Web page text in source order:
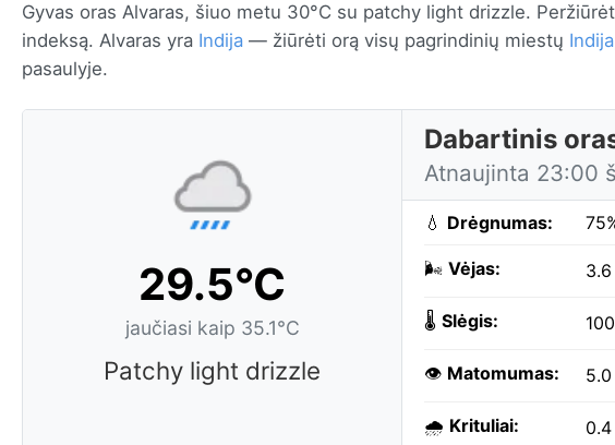
Gyvas oras Alvaras, šiuo metu 30°C su patchy light drizzle.
indeksą. Alvaras yra Indija — žiūrėti orą visų pagrindinių miestų Indija
pasaulyje.
29.5°C
jaučiasi kaip 35.1°C
Patchy light drizzle
Dabartinis
Atnaujinta 23:00
💧 Drėgnumas:
🌬️ Vėjas:
🌡️ Slėgis:
👁️ Matomumas:
🌧️ Krituliai: